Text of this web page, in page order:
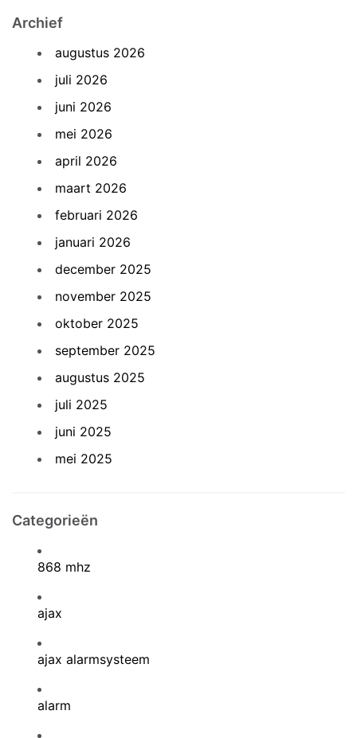
Archief
augustus 2026
juli 2026
juni 2026
mei 2026
april 2026
maart 2026
februari 2026
januari 2026
december 2025
november 2025
oktober 2025
september 2025
augustus 2025
juli 2025
juni 2025
mei 2025
Categorieën
868 mhz
ajax
ajax alarmsysteem
alarm